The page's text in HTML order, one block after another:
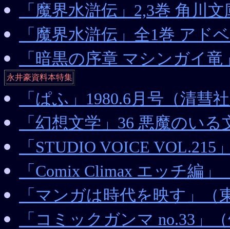
「魔界水滸伝」2,3巻 角川文
「魔界水滸伝」全1巻 アド
「暗黒の序章 マシンガイ
永井豪資料本特集
「ぱふ」1980.6月号（清彗
「幻想文学」36 悪魔のいる
「STUDIO VOICE
「Comix Climax エッチ編」
「マンガは時代を映す」（
「コミックガンマ no.33」